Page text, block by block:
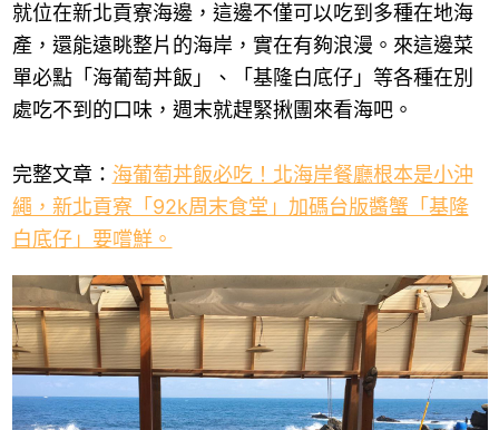
就位在新北貢寮海邊，這邊不僅可以吃到多種在地海
產，還能遠眺整片的海岸，實在有夠浪漫。來這邊菜
單必點「海葡萄丼飯」、「基隆白底仔」等各種在別
處吃不到的口味，週末就趕緊揪團來看海吧。
完整文章： 海葡萄丼飯必吃！北海岸餐廳根本是小沖
繩，新北貢寮「92k周末食堂」加碼台版醬蟹「基隆
白底仔」要嚐鮮。